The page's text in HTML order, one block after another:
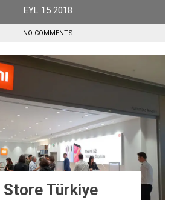
EYL 15 2018
NO COMMENTS
Türkiye